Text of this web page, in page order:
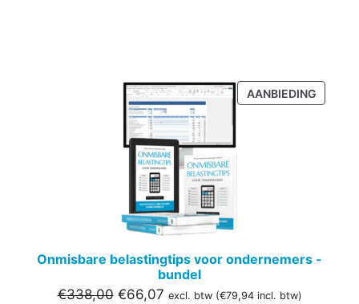
AANBIEDING
IN
Onmisbare belastingtips voor ondernemers -
bundel
€338,00 Oorspronkelijke
€66,07Huidige
excl. btw (€79,94incl. btw)